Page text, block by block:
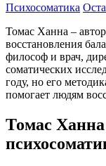
Психосоматика
Томас Ханна –
восстановления
философ и врач,
соматических
году, но его
помогает людям
Томас Ханна